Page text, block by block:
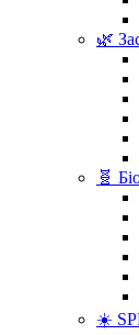
🌿
🧬
☀️